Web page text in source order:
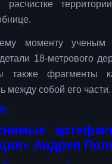
моменту ученым
18-метрового
также фрагменты
между собой его части.
Андрея